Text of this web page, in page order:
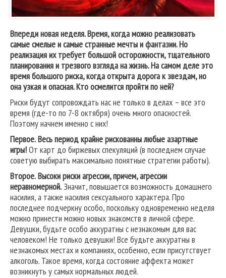
Впереди новая неделя. Время, когда можно реализовать
самые смелые и самые странные мечты и фантазии. Но
реализация их требует большой осторожности, тщательного
планирования и трезвого взгляда на жизнь. На самом деле это
время большого риска, когда открыта дорога к звездам, но
она узкая и опасная. Кто осмелится пройти по ней?
Риски будут сопровождать нас не только в делах – все это
время (где-то по 7-8 октября) очень много опасностей.
Поэтому начнем именно с них!
Первое.Весь период крайне рискованны любые азартные
игры!От карт до биржевых спекуляций (в последнем случае
советую выбирать максимально понятные стратегии работы).
Второе.Высоки риски агрессии, причем, агрессии
неравномерной. Значит, повышается возможность домашнего
насилия, а также насилия сексуального характера. Про
последнее подчеркну особо, поскольку одновременно неделя
можно принести можно новых знакомств в личной сфере.
Девушки, будьте особо аккуратны с незнакомым для вас
человеком! Не только девушки! Все будьте аккуратны в
незнакомых местах и компаниях, особенно, если присутствует
алкоголь. Такое время, когда состояние аффекта может
возникнуть у самых нормальных людей.